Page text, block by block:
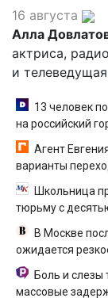
16 августа
Алла
актриса,
и телеведущая
13 человек
на российский
Агент
варианты
Школьница
тюрьму с
В Москве
ожидается
Боль и слезы
массовые